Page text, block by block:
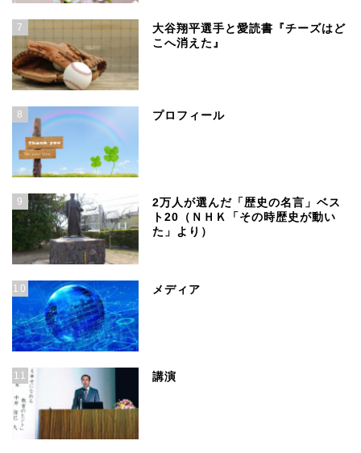
7
大谷翔平選手と愛読書『チーズはど
こへ消えた』
8 プロフィール
9
2万人が選んだ「歴史の名言」ベス
ト20（ＮＨＫ「その時歴史が動い
た」より）
10 メディア
11 講演